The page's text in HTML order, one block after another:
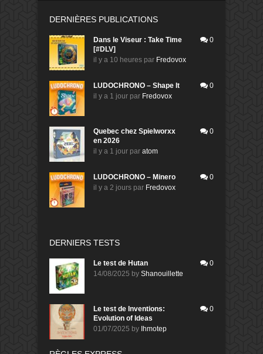
DERNIÈRES PUBLICATIONS
Dans le Viseur : Take Time
[#DLV]
il y a 10 heures par Fredovox
0
LUDOCHRONO – Shape It
il y a 1 jour par Fredovox
0
Quebec chez Spielworxx
en 2026
il y a 1 jour par atom
0
LUDOCHRONO – Minero
il y a 2 jours par Fredovox
0
DERNIERS TESTS
Le test de Hutan
14/08/2025 by Shanouillette
0
Le test de Inventions:
Evolution of Ideas
01/07/2025 by Ihmotep
0